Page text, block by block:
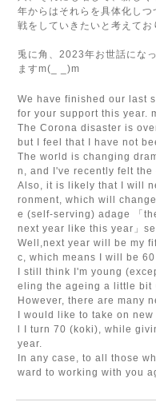
年からはそれらを具体化し
戦をしていきたいと考えてお
兎に角、2023年お世話にな
ますm(_ _)m
We have finished our last
for your support this year.
The Corona disaster is
but I feel that I have not
The world is changing
n, and I've recently felt
Also, it is likely that I will
ronment, which will
e (self-serving) adage 「
next year like this year」
Well,next year will be my
c, which means I will be
I still think I'm young
eling the ageing a little bit
However, there are many
I would like to take on
l I turn 70 (koki), while
year.
In any case, to all those
ward to working with you